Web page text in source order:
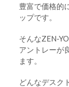
豊富で価格的
ップです。
そんなZEN-
アントレーが
ます。
どんなデスク